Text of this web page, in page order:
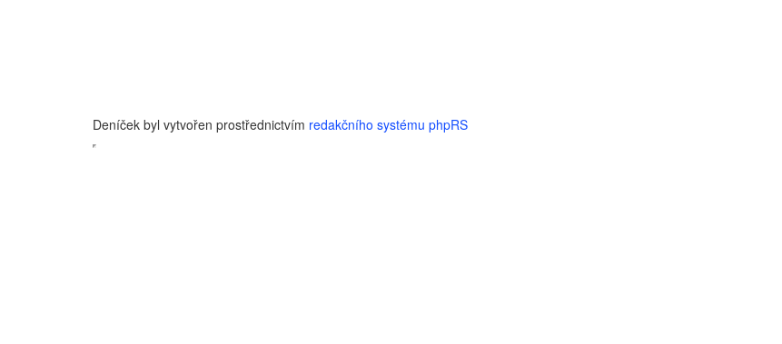
Deníček byl vytvořen prostřednictvím redakčního systému phpRS